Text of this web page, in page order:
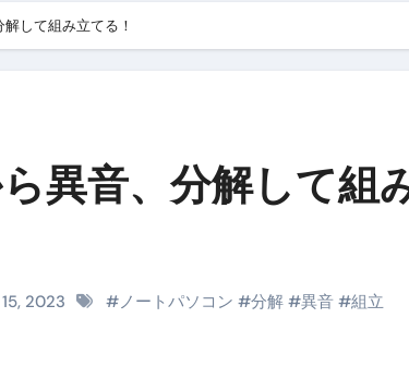
】運動なしで2ヶ月で10kg減量した、私の痩せる9
無料査定は危険？情報収集との関係と見分け方を
」取り扱い開始＆リリース記念キャンペーン
して組み立てる！
異音、分解して組
2023 #ノートパソコン #分解 #異音 #組立